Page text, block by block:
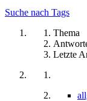
Suche nach Tags
Thema
Letzte